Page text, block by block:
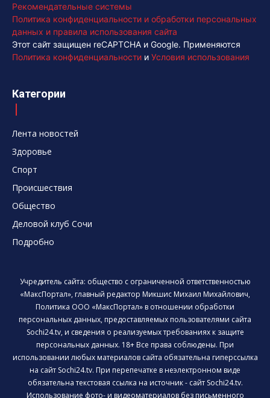
Рекомендательные системы
Политика конфиденциальности и обработки персональных
данных и правила использования сайта
Этот сайт защищен reCAPTCHA и Google. Применяются
Политика конфиденциальности и Условия использования
Категории
Лента новостей
Здоровье
Спорт
Происшествия
Общество
Деловой клуб Сочи
Подробно
Учредитель сайта: общество с ограниченной ответственностью
«МаксПортал», главный редактор Микшис Михаил Михайлович,
Политика ООО «МаксПортал» в отношении обработки
персональных данных, предоставляемых пользователями сайта
Sochi24.tv, и сведения о реализуемых требованиях к защите
персональных данных. 18+ Все права соблюдены. При
использовании любых материалов сайта обязательна гиперссылка
на сайт Sochi24.tv. При перепечатке в неэлектронном виде
обязательна текстовая ссылка на источник - сайт Sochi24.tv.
Использование фото- и видеоматериалов без письменного